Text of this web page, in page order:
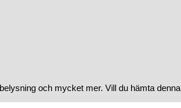
och mycket mer. Vill du hämta denna